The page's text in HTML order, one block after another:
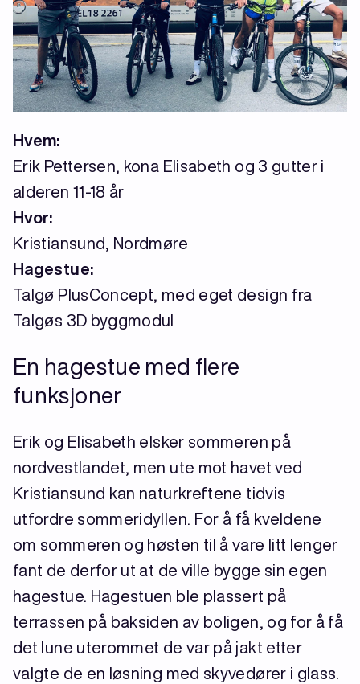
Hvem:
Erik Pettersen, kona Elisabeth og 3 gutter i
alderen 11-18 år
Hvor:
Kristiansund, Nordmøre
Hagestue:
Talgø PlusConcept, med eget design fra
Talgøs 3D byggmodul
En hagestue med flere
funksjoner
Erik og Elisabeth elsker sommeren på
nordvestlandet, men ute mot havet ved
Kristiansund kan naturkreftene tidvis
utfordre sommeridyllen. For å få kveldene
om sommeren og høsten til å vare litt lenger
fant de derfor ut at de ville bygge sin egen
hagestue. Hagestuen ble plassert på
terrassen på baksiden av boligen, og for å få
det lune uterommet de var på jakt etter
valgte de en løsning med skyvedører i glass.